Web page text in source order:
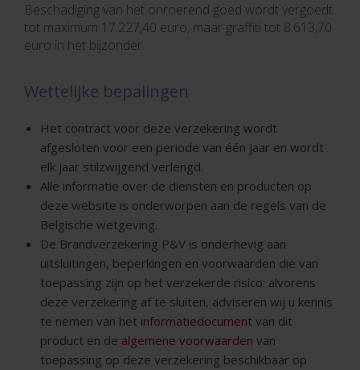
Beschadiging van het onroerend goed wordt vergoedt
tot maximum 17.227,40 euro, maar graffiti tot 8.613,70
euro in het bijzonder.
Wettelijke bepalingen
Het contract voor deze verzekering wordt
afgesloten voor een periode van één jaar en wordt
elk jaar stilzwijgend verlengd.
Alle informatie over de diensten en producten op
deze website is onderworpen aan de regels van de
Belgische wetgeving.
De Brandverzekering P&V is onderhevig aan
uitsluitingen, beperkingen en voorwaarden die van
toepassing zijn op het verzekerde risico: alvorens
deze verzekering af te sluiten, adviseren wij u kennis
te nemen van het informatiedocument van dit
product en de algemene voorwaarden van
toepassing op deze verzekering beschikbaar op